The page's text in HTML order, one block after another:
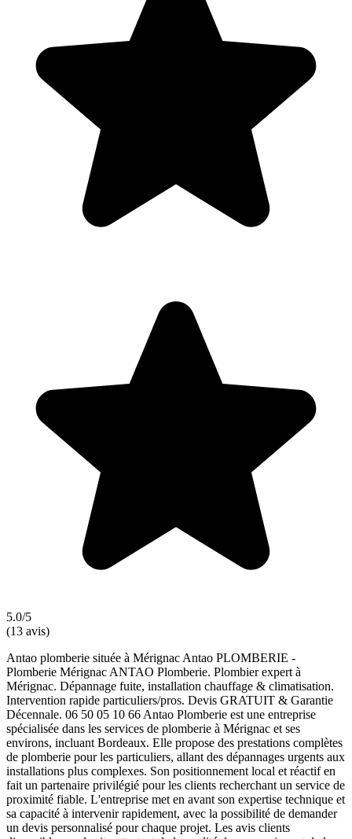
5.0/5
(13 avis)
Antao plomberie située à Mérignac Antao PLOMBERIE -
Plomberie Mérignac ANTAO Plomberie. Plombier expert à
Mérignac. Dépannage fuite, installation chauffage & climatisation.
Intervention rapide particuliers/pros. Devis GRATUIT & Garantie
Décennale. 06 50 05 10 66 Antao Plomberie est une entreprise
spécialisée dans les services de plomberie à Mérignac et ses
environs, incluant Bordeaux. Elle propose des prestations complètes
de plomberie pour les particuliers, allant des dépannages urgents aux
installations plus complexes. Son positionnement local et réactif en
fait un partenaire privilégié pour les clients recherchant un service de
proximité fiable. L'entreprise met en avant son expertise technique et
sa capacité à intervenir rapidement, avec la possibilité de demander
un devis personnalisé pour chaque projet. Les avis clients